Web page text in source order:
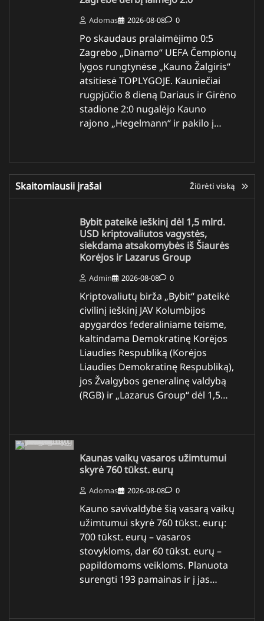
Adomas 2026-08-08 0
Po skaudaus pralaimėjimo 0:5
Zagrebo „Dinamo“ UEFA Čempionų
lygos rungtynėse „Kauno Žalgiris“
atsitiesė TOPLYGOJE. Kauniečiai
rugpjūčio 8 dieną Dariaus ir Girėno
stadione 2:0 nugalėjo Kauno
rajono „Hegelmann“ ir pakilo į…
Skaitomiausii įrašai Žiūrėti viską
Bybit pateikė ieškinį dėl 1,5 mlrd.
USD kriptovaliutos vagystės,
siekdama atsakomybės iš Šiaurės
Korėjos ir Lazarus Group
Admin 2026-08-08 0
Kriptovaliutų birža „Bybit“ pateikė
civilinį ieškinį JAV Kolumbijos
apygardos federaliniame teisme,
kaltindama Demokratinę Korėjos
Liaudies Respubliką (Korėjos
Liaudies Demokratinę Respubliką),
jos Žvalgybos generalinę valdybą
(RGB) ir „Lazarus Group“ dėl 1,5…
Kaunas vaikų vasaros užimtumui
skyrė 760 tūkst. eurų
Adomas 2026-08-08 0
Kauno savivaldybė šią vasarą vaikų
užimtumui skyrė 760 tūkst. eurų:
700 tūkst. eurų – vasaros
stovykloms, dar 60 tūkst. eurų –
papildomoms veikloms. Planuota
surengti 193 pamainas ir į jas…